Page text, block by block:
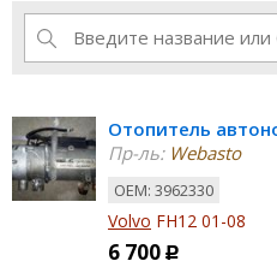
Отопитель
Пр-ль:Webasto
ОЕМ: 3962330
Volvo FH12 01-08
6 700 Р